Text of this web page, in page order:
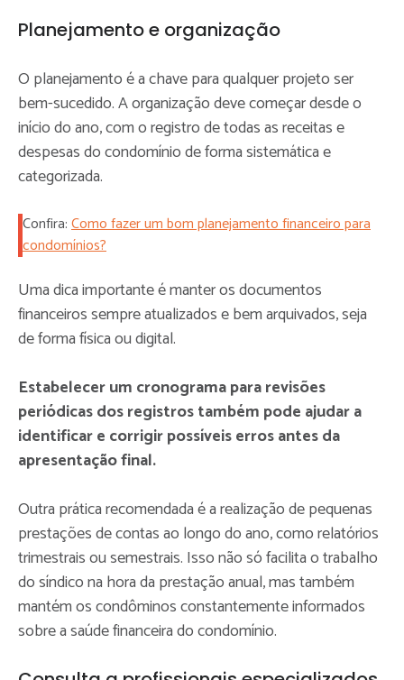
Planejamento e organização
O planejamento é a chave para qualquer projeto ser
bem-sucedido. A organização deve começar desde o
início do ano, com o registro de todas as receitas e
despesas do condomínio de forma sistemática e
categorizada.
Confira:Como fazer um bom planejamento financeiro para
condomínios?
Uma dica importante é manter os documentos
financeiros sempre atualizados e bem arquivados, seja
de forma física ou digital.
Estabelecer um cronograma para revisões
periódicas dos registros também pode ajudar a
identificar e corrigir possíveis erros antes da
apresentação final.
Outra prática recomendada é a realização de pequenas
prestações de contas ao longo do ano, como relatórios
trimestrais ou semestrais. Isso não só facilita o trabalho
do síndico na hora da prestação anual, mas também
mantém os condôminos constantemente informados
sobre a saúde financeira do condomínio.